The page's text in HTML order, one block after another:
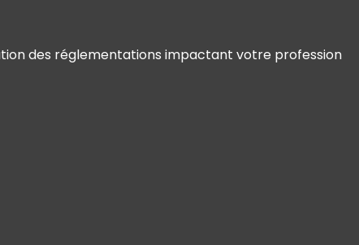
des réglementations impactant votre profession